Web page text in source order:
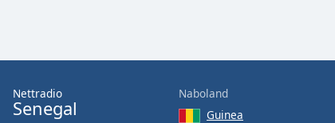
Nettradio
Senegal
Naboland
Guinea